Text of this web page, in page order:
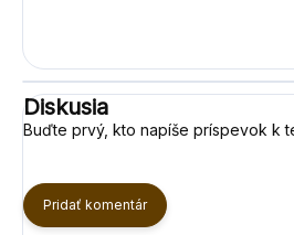
Diskusia
Buďte prvý, kto napíše príspevok k
Pridať komentár